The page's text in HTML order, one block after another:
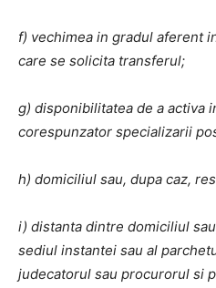
f) vechimea in gradul aferent
care se solicita transferul;
g) disponibilitatea de a activa
corespunzator specializarii
h) domiciliul sau, dupa caz,
i) distanta dintre domiciliul
sediul instantei sau al
judecatorul sau procurorul si